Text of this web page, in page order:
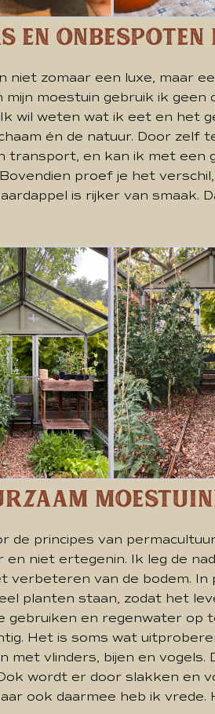
en Onbespoten
niet zomaar een luxe, maar
mijn moestuin gebruik ik geen
wil weten wat ik eet en het
én de natuur. Door zelf
transport, en kan ik met een
proef je het
is rijker van smaak.
de principes van
niet ertegenin. Ik leg de
verbeteren van de bodem. In
planten staan, zodat het
gebruiken en regenwater op
Het is soms wat
met vlinders, bijen en vogels.
wordt er door slakken en
ook daarmee heb ik